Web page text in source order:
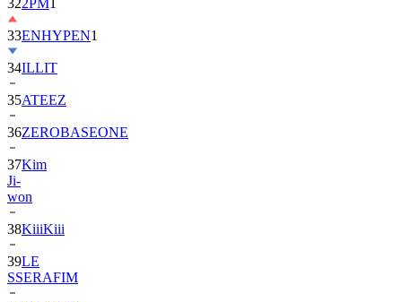
33ENHYPEN
34ILLIT
35ATEEZ
36ZEROBASEONE
37Kim
Ji-
won
38KiiiKiii
39LE
SSERAFIM
40MONSTA
X